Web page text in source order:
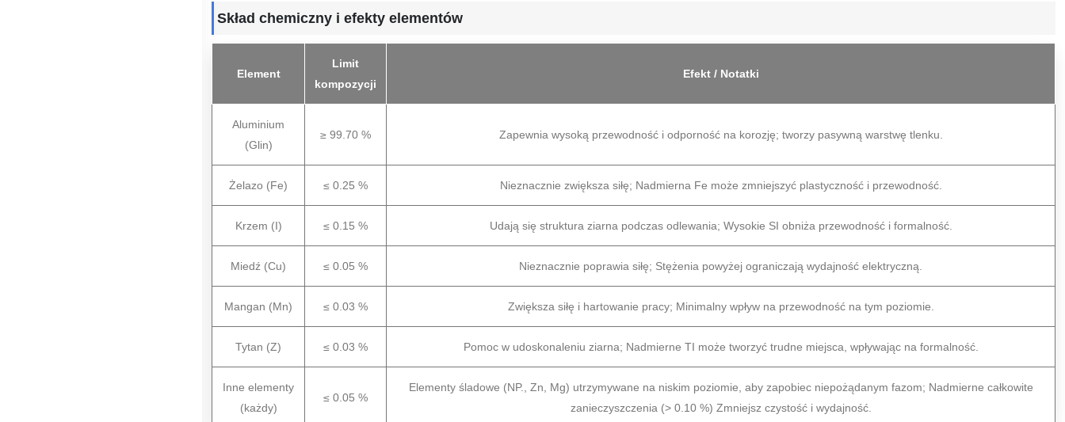
Skład chemiczny i efekty elementów
Element
Limit
kompozycji
Efekt / Notatki
Aluminium
(Glin)
≥ 99.70 % Zapewnia wysoką przewodność i odporność na korozję; tworzy pasywną warstwę tlenku.
Żelazo (Fe) ≤ 0.25 % Nieznacznie zwiększa siłę; Nadmierna Fe może zmniejszyć plastyczność i przewodność.
Krzem (I) ≤ 0.15 % Udają się struktura ziarna podczas odlewania; Wysokie SI obniża przewodność i formalność.
Miedź (Cu) ≤ 0.05 % Nieznacznie poprawia siłę; Stężenia powyżej ograniczają wydajność elektryczną.
Mangan (Mn) ≤ 0.03 % Zwiększa siłę i hartowanie pracy; Minimalny wpływ na przewodność na tym poziomie.
Tytan (Z) ≤ 0.03 % Pomoc w udoskonaleniu ziarna; Nadmierne TI może tworzyć trudne miejsca, wpływając na formalność.
Inne elementy
(każdy)
≤ 0.05 %
Elementy śladowe (NP., Zn, Mg) utrzymywane na niskim poziomie, aby zapobiec niepożądanym fazom; Nadmierne całkowite
zanieczyszczenia (> 0.10 %) Zmniejsz czystość i wydajność.